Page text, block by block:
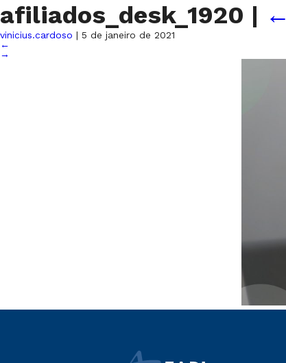
afiliados_desk_1920 | ←
vinicius.cardoso | 5 de janeiro de 2021
←
→